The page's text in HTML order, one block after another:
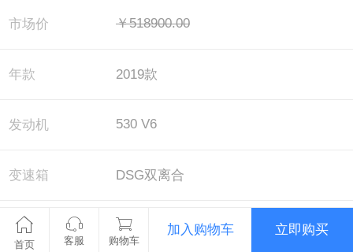
市场价 ￥518900.00
年款 2019款
发动机 530 V6
变速箱 DSG双离合
配置 尊崇旗舰版
首页 客服 购物车
加入购物车 立即购买